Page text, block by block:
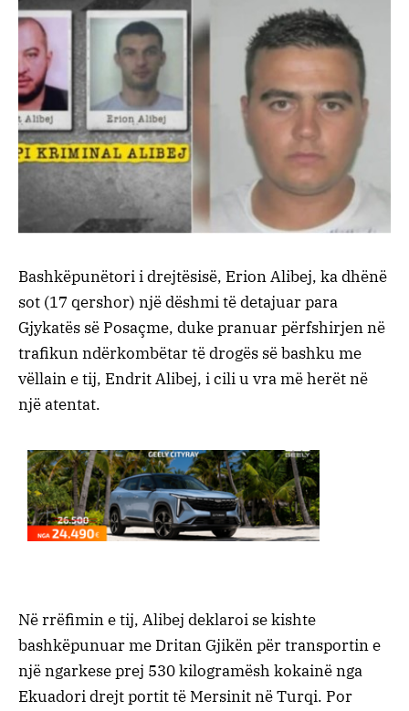
Bashkëpunëtori i drejtësisë, Erion Alibej, ka dhënë
sot (17 qershor) një dëshmi të detajuar para
Gjykatës së Posaçme, duke pranuar përfshirjen në
trafikun ndërkombëtar të drogës së bashku me
vëllain e tij, Endrit Alibej, i cili u vra më herët në
një atentat.
Në rrëfimin e tij, Alibej deklaroi se kishte
bashkëpunuar me Dritan Gjikën për transportin e
një ngarkese prej 530 kilogramësh kokainë nga
Ekuadori drejt portit të Mersinit në Turqi. Por